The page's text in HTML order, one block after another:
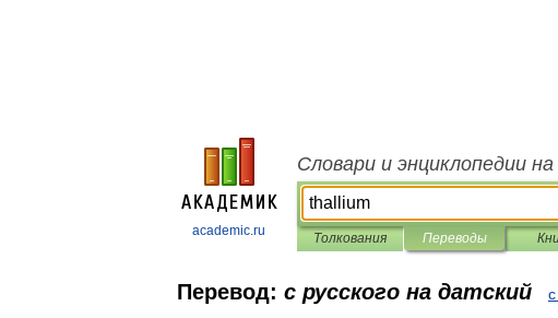
academic.ru
Словари и энциклопедии
Толкования Переводы
Перевод: с русского на датский